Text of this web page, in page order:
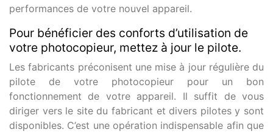
performances de votre nouvel appareil.
Pour bénéficier des conforts d’utilisation de
votre photocopieur, mettez à jour le pilote.
Les fabricants préconisent une mise à jour régulière du
pilote de votre photocopieur pour un bon
fonctionnement de votre appareil. Il suffit de vous
diriger vers le site du fabricant et divers pilotes y sont
disponibles. C’est une opération indispensable afin que